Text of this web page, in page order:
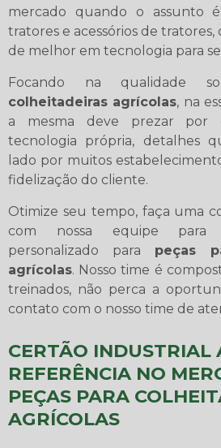
mercado quando o assunto
tratores e acessórios de
de melhor em tecnologia para
Focando na qualidade
colheitadeiras agrícolas, na
a mesma deve prezar por
tecnologia própria, detalhes
lado por muitos
fidelização do cliente.
Otimize seu tempo, faça uma
com nossa equipe para
personalizado para peças
agrícolas. Nosso time é
treinados, não perca a
contato com o nosso time de
CERTÃO INDUSTRIAL
REFERÊNCIA NO
PEÇAS PARA
AGRÍCOLAS